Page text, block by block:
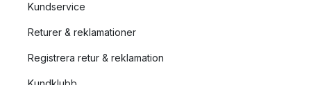
Kundservice
Returer & reklamationer
Registrera retur & reklamation